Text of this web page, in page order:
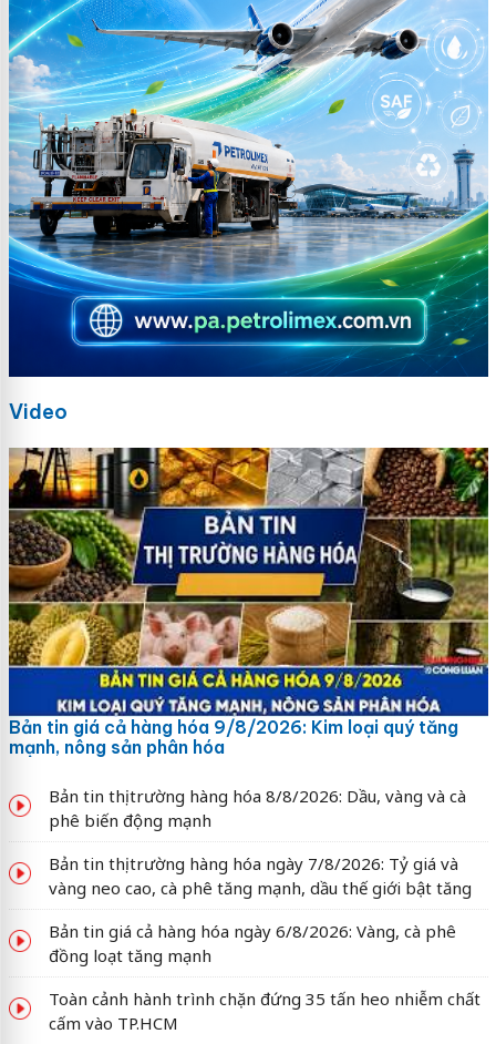
Video
Bản tin giá cả hàng hóa 9/8/2026: Kim loại quý tăng
mạnh, nông sản phân hóa
Bản tin thị trường hàng hóa 8/8/2026: Dầu, vàng và cà
phê biến động mạnh
Bản tin thị trường hàng hóa ngày 7/8/2026: Tỷ giá và
vàng neo cao, cà phê tăng mạnh, dầu thế giới bật tăng
Bản tin giá cả hàng hóa ngày 6/8/2026: Vàng, cà phê
đồng loạt tăng mạnh
Toàn cảnh hành trình chặn đứng 35 tấn heo nhiễm chất
cấm vào TP.HCM